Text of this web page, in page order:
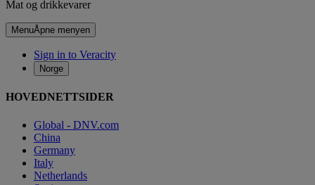
Mat og drikkevarer
MenuÅpne menyen
Sign in to Veracity
Norge
HOVEDNETTSIDER
Global - DNV.com
China
Germany
Italy
Netherlands